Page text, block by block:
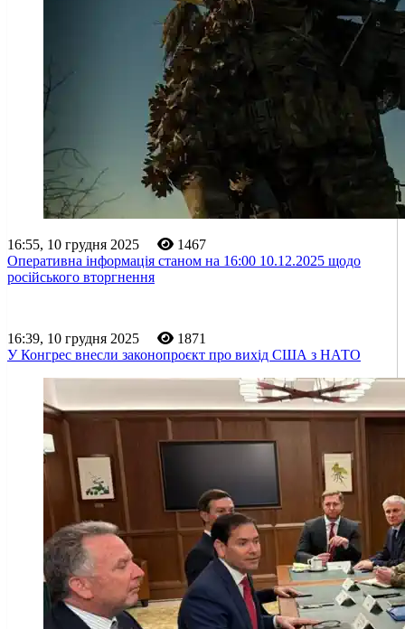
16:55, 10 грудня 2025
1467
Оперативна інформація станом на 16:00 10.12.2025 щодо
російського вторгнення
16:39, 10 грудня 2025
1871
У Конгрес внесли законопроєкт про вихід США з НАТО